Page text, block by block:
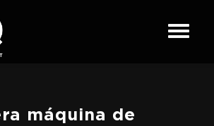
máquina de